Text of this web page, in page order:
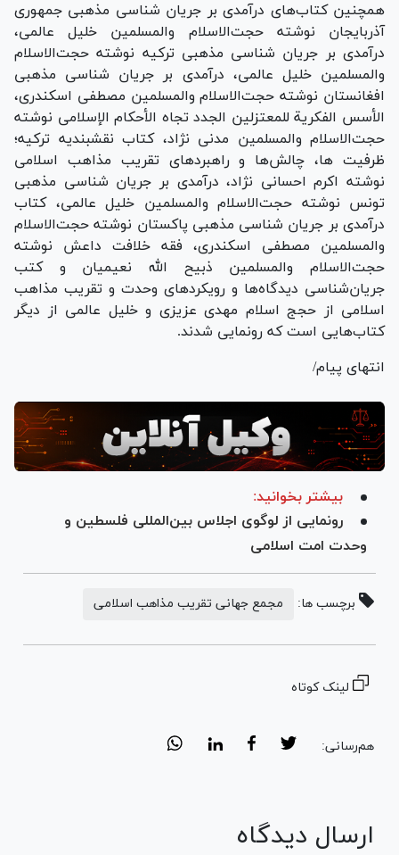
همچنین کتاب‌های درآمدی بر جریان شناسی مذهبی جمهوری
آذربایجان نوشته حجت‌الاسلام والمسلمین خلیل عالمی،
درآمدی بر جریان شناسی مذهبی ترکیه نوشته حجت‌الاسلام
والمسلمین خلیل عالمی، درآمدی بر جریان شناسی مذهبی
افغانستان نوشته حجت‌الاسلام والمسلمین مصطفی اسکندری،
الأسس الفکریة للمعتزلین الجدد تجاه الأحکام الإسلامی نوشته
حجت‌الاسلام والمسلمین مدنی نژاد، کتاب نقشبندیه ترکیه؛
ظرفیت ها، چالش‌ها و راهبرد‌های تقریب مذاهب اسلامی
نوشته اکرم احسانی نژاد، درآمدی بر جریان شناسی مذهبی
تونس نوشته حجت‌الاسلام والمسلمین خلیل عالمی، کتاب
درآمدی بر جریان شناسی مذهبی پاکستان نوشته حجت‌الاسلام
والمسلمین مصطفی اسکندری، فقه خلافت داعش نوشته
حجت‌الاسلام والمسلمین ذبیح الله نعیمیان و کتب
جریان‌شناسی دیدگاه‌ها و رویکرد‌های وحدت و تقریب مذاهب
اسلامی از حجج اسلام مهدی عزیزی و خلیل عالمی از دیگر
کتاب‌هایی است که رونمایی شدند.
انتهای پیام/
بیشتر بخوانید:
رونمایی از لوگوی اجلاس بین‌المللی فلسطین و
وحدت امت اسلامی
برچسب ها: مجمع جهانی تقریب مذاهب اسلامی
لینک کوتاه
هم‌رسانی:
ارسال دیدگاه